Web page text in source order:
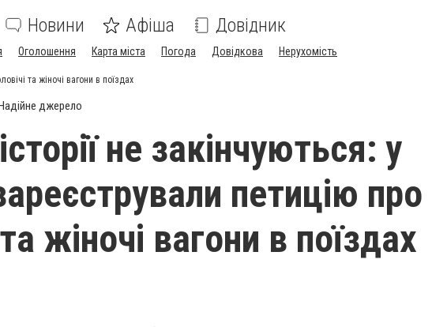
Новини Афіша Довідник
Оголошення Карта міста Погода Довідкова Нерухомість
та жіночі вагони в поїздах
джерело
не закінчуються: у
петицію про
жіночі вагони в поїздах